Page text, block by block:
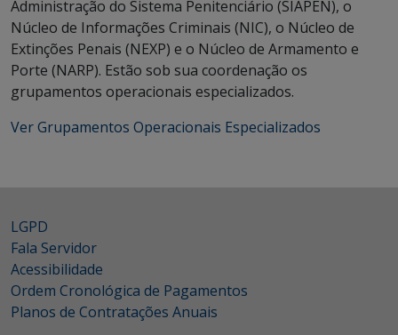
Administração do Sistema Penitenciário (SIAPEN), o
Núcleo de Informações Criminais (NIC), o Núcleo de
Extinções Penais (NEXP) e o Núcleo de Armamento e
Porte (NARP). Estão sob sua coordenação os
grupamentos operacionais especializados.
Ver Grupamentos Operacionais Especializados
LGPD
Fala Servidor
Acessibilidade
Ordem Cronológica de Pagamentos
Planos de Contratações Anuais